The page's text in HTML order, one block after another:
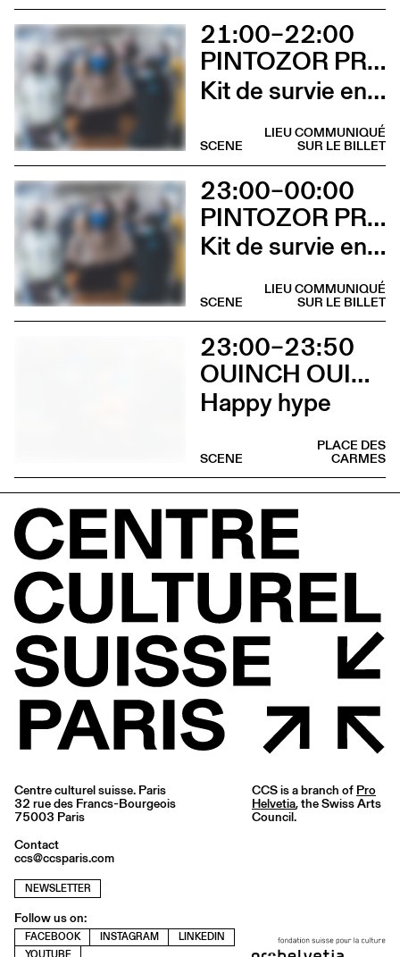
21:00–22:00
PINTOZOR PROD. ET MARION THOMAS
Kit de survie en territoire masculiniste
LIEU COMMUNIQUÉ
SUR LE BILLET
SCENE
23:00–00:00
PINTOZOR PROD. ET MARION THOMAS
Kit de survie en territoire masculiniste
LIEU COMMUNIQUÉ
SUR LE BILLET
SCENE
23:00–23:50
OUINCH OUINCH X MULAH
Happy hype
PLACE DES
CARMES
SCENE
Centre culturel suisse. Paris
32 rue des Francs-Bourgeois
75003 Paris
Contact
ccs@ccsparis.com
NEWSLETTER
Follow us on:
FACEBOOK INSTAGRAM
LINKEDIN
CCS is a branch of Pro
Helvetia, the Swiss Arts
Council.